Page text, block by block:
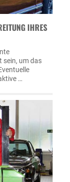
IHRES
sein, um das
…